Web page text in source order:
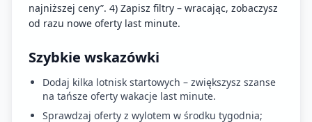
najniższej ceny”. 4) Zapisz filtry – wracając, zobaczysz
od razu nowe oferty last minute.
Szybkie wskazówki
Dodaj kilka lotnisk startowych – zwiększysz szanse
na tańsze oferty wakacje last minute.
Sprawdzaj oferty z wylotem w środku tygodnia;